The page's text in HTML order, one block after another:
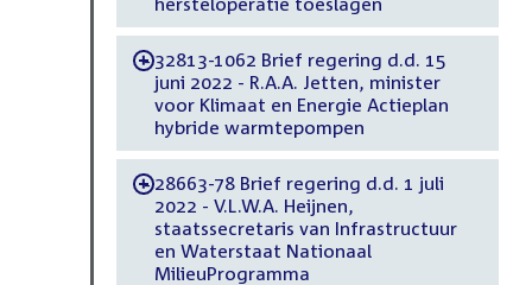
-32813-1062 Brief regering d.d. 15
juni 2022 - R.A.A. Jetten, minister
voor Klimaat en Energie Actieplan
hybride warmtepompen
-28663-78 Brief regering d.d. 1 juli
2022 - V.L.W.A. Heijnen,
staatssecretaris van Infrastructuur
en Waterstaat Nationaal
MilieuProgramma